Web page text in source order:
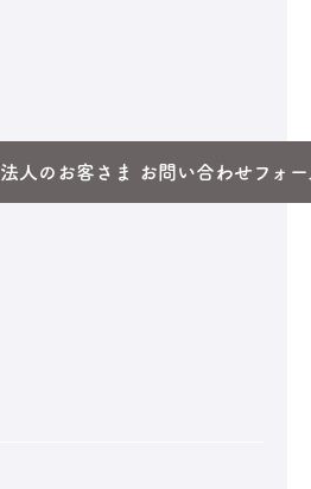
法人のお客さま お問い合わせフォー